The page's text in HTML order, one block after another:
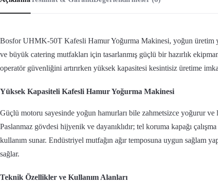
Bosfor UHMK-50T Kafesli Hamur Yoğurma Makinesi, yoğun üretim
ve büyük catering mutfakları için tasarlanmış güçlü bir hazırlık
operatör güvenliğini artırırken yüksek kapasitesi kesintisiz üretime
Yüksek Kapasiteli Kafesli Hamur Yoğurma Makinesi
Güçlü motoru sayesinde yoğun hamurları bile zahmetsizce yoğurur ve
Paslanmaz gövdesi hijyenik ve dayanıklıdır; tel koruma kapağı
kullanım sunar. Endüstriyel mutfağın ağır temposuna uygun sağlam
sağlar.
Teknik Özellikler ve Kullanım Alanları